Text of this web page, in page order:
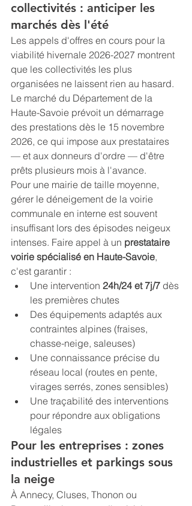
collectivités : anticiper les
marchés dès l'été
Les appels d'offres en cours pour la
viabilité hivernale 2026-2027 montrent
que les collectivités les plus
organisées ne laissent rien au hasard.
Le marché du Département de la
Haute-Savoie prévoit un démarrage
des prestations dès le 15 novembre
2026, ce qui impose aux prestataires
— et aux donneurs d'ordre — d'être
prêts plusieurs mois à l'avance.
Pour une mairie de taille moyenne,
gérer le déneigement de la voirie
communale en interne est souvent
insuffisant lors des épisodes neigeux
intenses. Faire appel à un prestataire
voirie spécialisé en Haute-Savoie,
c'est garantir :
Une intervention 24h/24 et 7j/7 dès
les premières chutes
Des équipements adaptés aux
contraintes alpines (fraises,
chasse-neige, saleuses)
Une connaissance précise du
réseau local (routes en pente,
virages serrés, zones sensibles)
Une traçabilité des interventions
pour répondre aux obligations
légales
Pour les entreprises : zones
industrielles et parkings sous
la neige
À Annecy, Cluses, Thonon ou